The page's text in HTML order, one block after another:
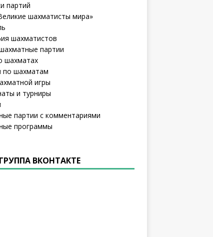
партий
шахматисты мира»
шахматистов
партии
шахматах
по шахматам
игры
и турниры
партии с комментариями
программы
ВКОНТАКТЕ